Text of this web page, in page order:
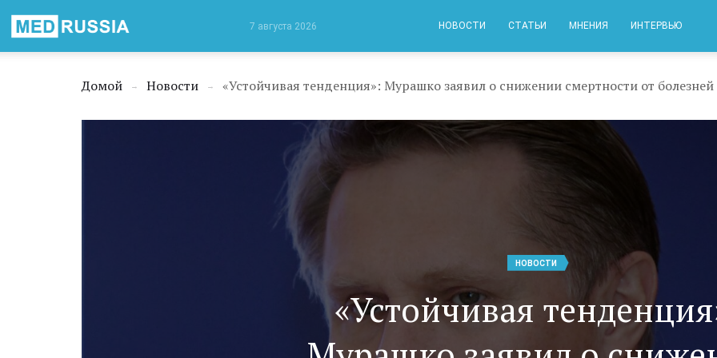
7 августа 2026 НОВОСТИ СТАТЬИ МНЕНИЯ ИНТЕРВЬЮ
Домой → Новости → «Устойчивая тенденция»: Мурашко заявил о снижении смертности от
НОВОСТИ
«Устойчивая